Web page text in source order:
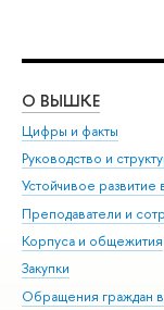
О ВЫШКЕ
Цифры и факты
Руководство и
Устойчивое
Преподаватели и
Корпуса и общежития
Закупки
Обращения граждан